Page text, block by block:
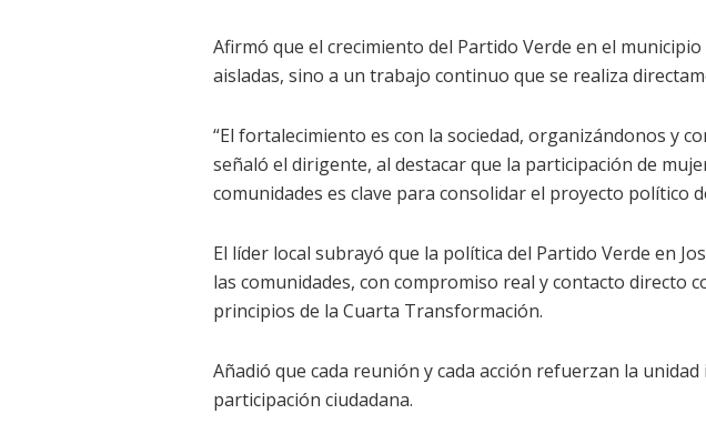
Afirmó que el crecimiento del Partido Verde en el
aisladas, sino a un trabajo continuo que se realiza
“El fortalecimiento es con la sociedad, organizándonos y
señaló el dirigente, al destacar que la participación de
comunidades es clave para consolidar el proyecto político
El líder local subrayó que la política del Partido Verde en
las comunidades, con compromiso real y contacto directo
principios de la Cuarta Transformación.
Añadió que cada reunión y cada acción refuerzan la
participación ciudadana.